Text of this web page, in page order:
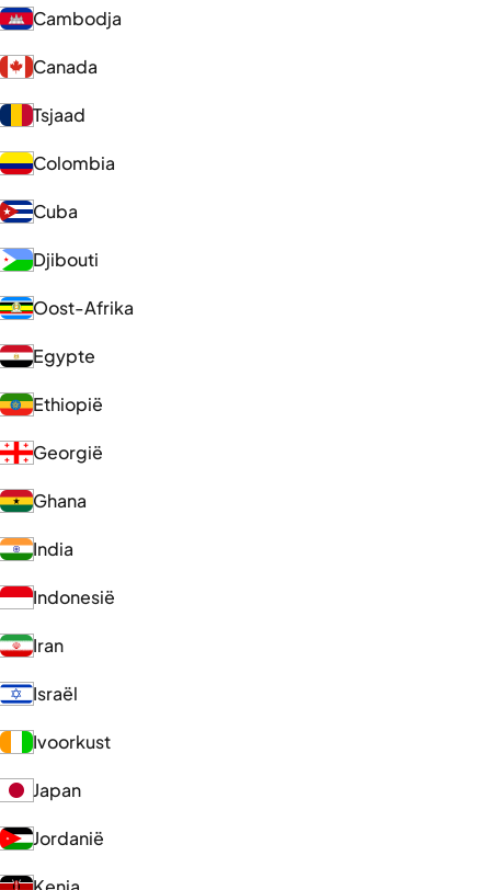
Cambodja
Canada
Tsjaad
Colombia
Cuba
Djibouti
Oost-Afrika
Egypte
Ethiopië
Georgië
Ghana
India
Indonesië
Iran
Israël
Ivoorkust
Japan
Jordanië